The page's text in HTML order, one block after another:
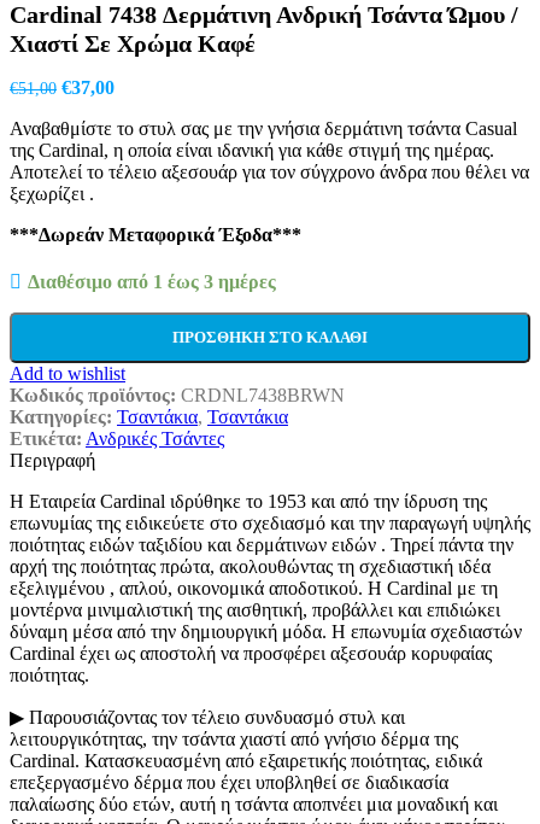
€170,00.είναι:
Cardinal 7438 Δερμάτινη Ανδρική Τσάντα Ώμου /
Χιαστί Σε Χρώμα Καφέ
€51,00 Original
was:
€51,00.
€37,00Η
τιμή
είναι:
€37,00.
Αναβαθμίστε το στυλ σας με την γνήσια δερμάτινη τσάντα Casual
της Cardinal, η οποία είναι ιδανική για κάθε στιγμή της ημέρας.
Αποτελεί το τέλειο αξεσουάρ για τον σύγχρονο άνδρα που θέλει να
ξεχωρίζει .
***Δωρεάν Μεταφορικά Έξοδα***
Διαθέσιμο από 1 έως 3 ημέρες
ΠΡΟΣΘΉΚΗ ΣΤΟ ΚΑΛΆΘΙ
Add to wishlist
Κωδικός προϊόντος: CRDNL7438BRWN
Κατηγορίες: Τσαντάκια, Τσαντάκια
Ετικέτα: Ανδρικές Τσάντες
Περιγραφή
Η Εταιρεία Cardinal ιδρύθηκε το 1953 και από την ίδρυση της
επωνυμίας της ειδικεύετε στο σχεδιασμό και την παραγωγή υψηλής
ποιότητας ειδών ταξιδίου και δερμάτινων ειδών . Τηρεί πάντα την
αρχή της ποιότητας πρώτα, ακολουθώντας τη σχεδιαστική ιδέα
εξελιγμένου , απλού, οικονομικά αποδοτικού. Η Cardinal με τη
μοντέρνα μινιμαλιστική της αισθητική, προβάλλει και επιδιώκει
δύναμη μέσα από την δημιουργική μόδα. Η επωνυμία σχεδιαστών
Cardinal έχει ως αποστολή να προσφέρει αξεσουάρ κορυφαίας
ποιότητας.
▶ Παρουσιάζοντας τον τέλειο συνδυασμό στυλ και
λειτουργικότητας, την τσάντα χιαστί από γνήσιο δέρμα της
Cardinal. Κατασκευασμένη από εξαιρετικής ποιότητας, ειδικά
επεξεργασμένο δέρμα που έχει υποβληθεί σε διαδικασία
παλαίωσης δύο ετών, αυτή η τσάντα αποπνέει μια μοναδική και